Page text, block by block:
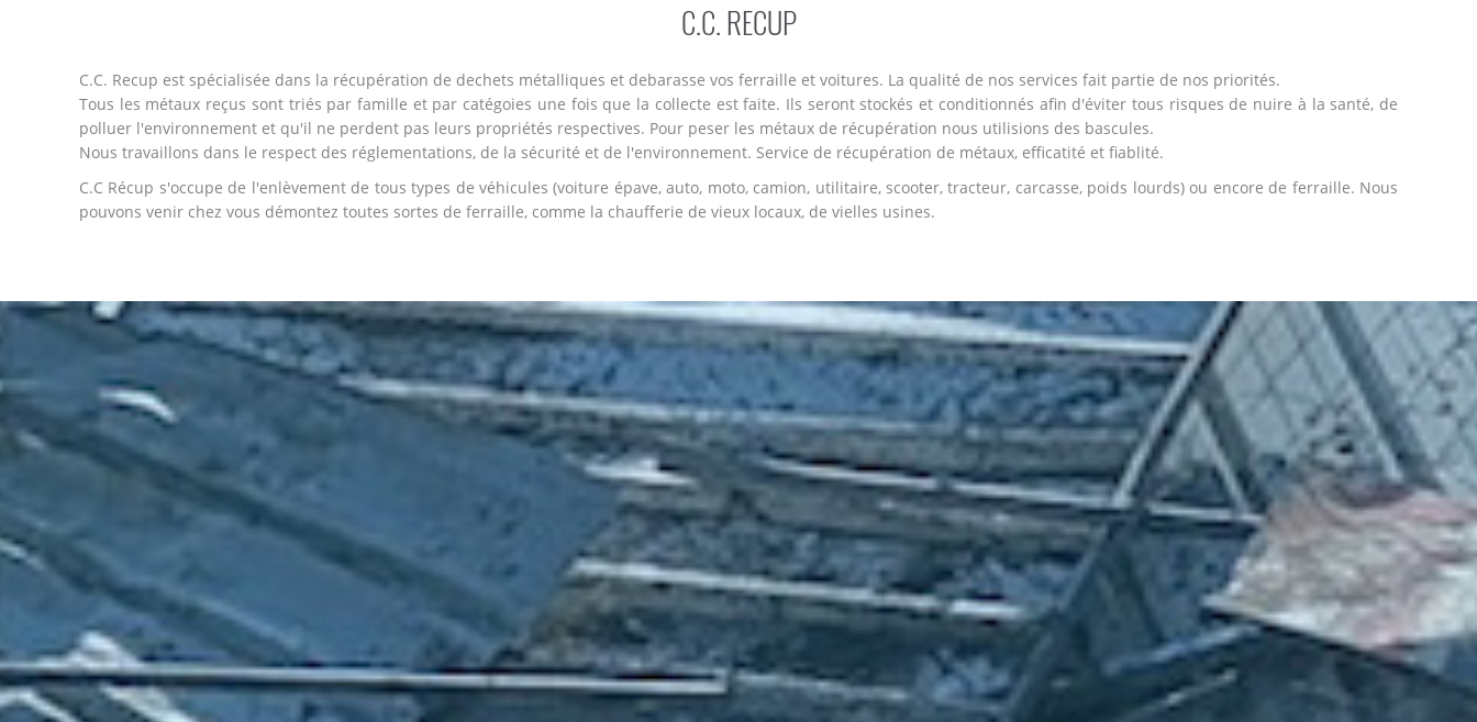
C.C. RECUP
C.C. Recup est spécialisée dans la récupération de dechets métalliques et debarasse vos ferraille et voitures. La qualité de nos services fait partie de nos priorités.
Tous les métaux reçus sont triés par famille et par catégoies une fois que la collecte est faite. Ils seront stockés et conditionnés afin d'éviter tous risques de nuire à la santé, de
polluer l'environnement et qu'il ne perdent pas leurs propriétés respectives. Pour peser les métaux de récupération nous utilisions des bascules.
Nous travaillons dans le respect des réglementations, de la sécurité et de l'environnement. Service de récupération de métaux, efficatité et fiablité.
C.C Récup s'occupe de l'enlèvement de tous types de véhicules (voiture épave, auto, moto, camion, utilitaire, scooter, tracteur, carcasse, poids lourds) ou encore de ferraille. Nous
pouvons venir chez vous démontez toutes sortes de ferraille, comme la chaufferie de vieux locaux, de vielles usines.